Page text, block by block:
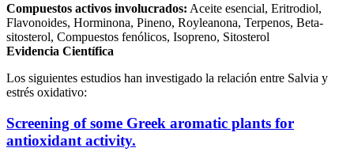
Compuestos activos involucrados: Aceite esencial, Eritrodiol,
Flavonoides, Horminona, Pineno, Royleanona, Terpenos, Beta-
sitosterol, Compuestos fenólicos, Isopreno, Sitosterol
Evidencia Científica
Los siguientes estudios han investigado la relación entre Salvia y
estrés oxidativo:
Screening of some Greek aromatic plants for
antioxidant activity.